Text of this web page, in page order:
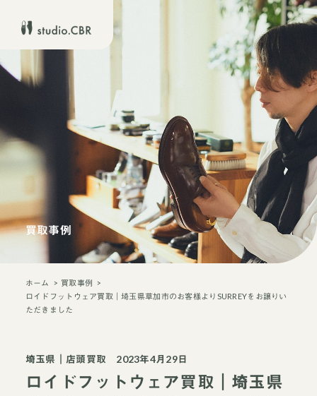
買取事例
ホーム
買取事例
ロイドフットウェア買取｜埼玉県草加市のお客様よりSURREYをお譲りい
ただきました
埼玉県 店頭買取 2023年4月29日
ロイドフットウェア買取｜埼玉県